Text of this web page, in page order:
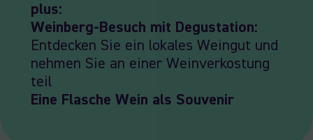
plus:
Weinberg-Besuch mit Degustation:
Entdecken Sie ein lokales Weingut und
nehmen Sie an einer Weinverkostung
teil
Eine Flasche Wein als Souvenir